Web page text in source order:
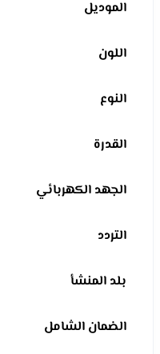
الموديل
اللون
النوع
القدرة
الجهد الكهربائي
التردد
بلد المنشأ
الضمان الشامل